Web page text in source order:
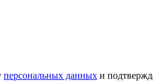
персональных данных и